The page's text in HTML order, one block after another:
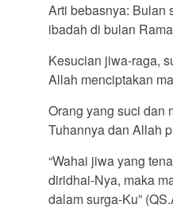
Arti bebasnya: Bulan
ibadah di bulan
Kesucian jiwa-raga,
Allah menciptakan
Orang yang suci dan
Tuhannya dan Allah
“Wahai jiwa yang
diridhai-Nya, maka
dalam surga-Ku”